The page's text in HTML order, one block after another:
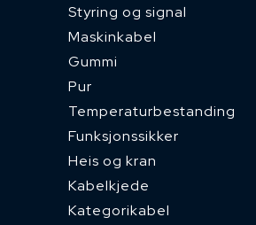
Styring og signal
Maskinkabel
Gummi
Pur
Temperaturbestanding
Funksjonssikker
Heis og kran
Kabelkjede
Kategorikabel